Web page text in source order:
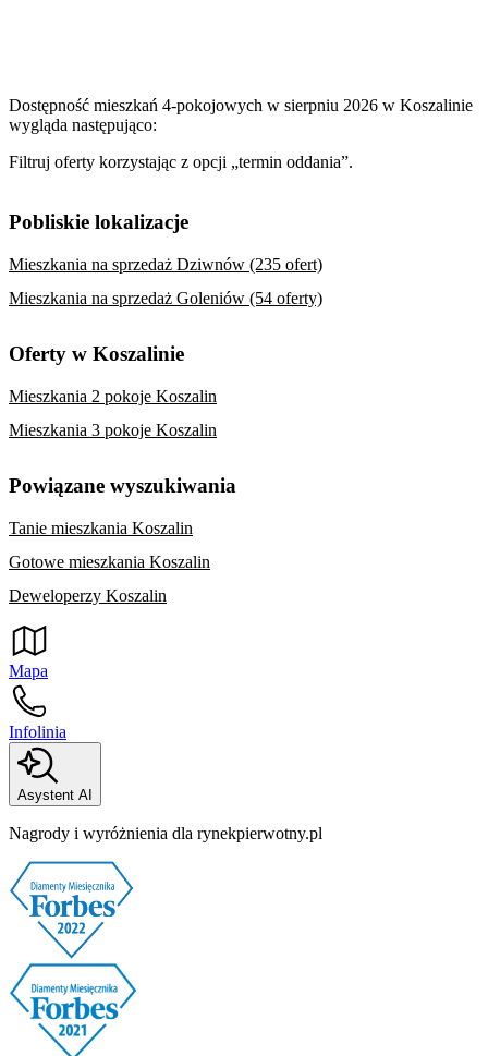
Dostępność mieszkań 4-pokojowych w sierpniu 2026 w Koszalinie
wygląda następująco:
Filtruj oferty korzystając z opcji „termin oddania”.
Pobliskie lokalizacje
Mieszkania na sprzedaż Dziwnów (235 ofert)
Mieszkania na sprzedaż Goleniów (54 oferty)
Oferty w Koszalinie
Mieszkania 2 pokoje Koszalin
Mieszkania 3 pokoje Koszalin
Powiązane wyszukiwania
Tanie mieszkania Koszalin
Gotowe mieszkania Koszalin
Deweloperzy Koszalin
Mapa
Infolinia
Asystent AI
Nagrody i wyróżnienia dla rynekpierwotny.pl